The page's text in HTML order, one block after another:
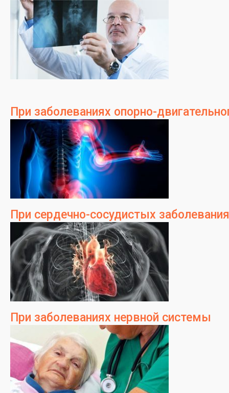
При заболеваниях опорно-
При сердечно-сосудистых
При заболеваниях нервной системы